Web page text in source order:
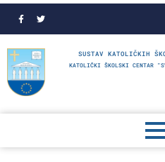
SUSTAV KATOLIČKIH
KATOLIČKI ŠKOLSKI CENTAR